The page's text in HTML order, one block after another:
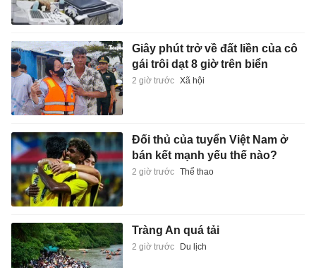
Giây phút trở về đất liền của cô
gái trôi dạt 8 giờ trên biển
2 giờ trước Xã hội
Đối thủ của tuyển Việt Nam ở
bán kết mạnh yếu thế nào?
2 giờ trước Thể thao
Tràng An quá tải
2 giờ trước Du lịch